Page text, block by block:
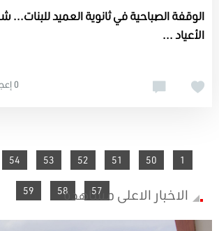
الوقفة الصباحية في ثانوية العميد
الأعياد ...
0 إعجاب
1
50
51
52
53
54
57
58
59 الاخبار الاعلى مشاهدة